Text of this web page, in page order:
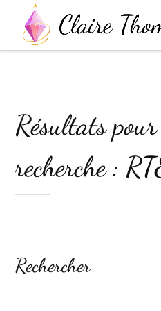
Résultats
recherche :
Rechercher